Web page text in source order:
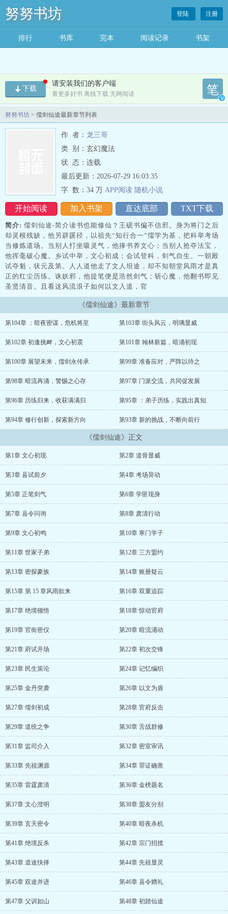
努努书坊 登陆 注册
排行 书库 完本 阅读记录 书架
下载
请安装我们的客户端
看更多好书 离线下载 无网阅读 笔
v
努努书坊 > 儒剑仙途最新章节列表
作 者： 龙三哥
类 别：玄幻魔法
状 态：连载
开始阅读 加入书架 直达底部 TXT下载
最后更新：2026-07-29 16:03:35
字 数： 34 万 APP阅读 随机小说
简介: 儒剑仙途-简介读书也能修仙？王砚书偏不信邪。身为将门之后
却灵根残缺，他另辟蹊径，以祖先“知行合一”儒学为基，把科举考场
当修炼道场。当别人打坐吸灵气，他捧书养文心；当别人抢夺法宝，
他挥毫破心魔。乡试中举，文心初成；会试登科，剑气自生。一朝殿
试夺魁，状元及第。人人道他走了文人坦途，却不知朝堂风雨才是真
正的红尘历练。诛妖邪，他提笔便是浩然剑气；斩心魔，他翻书即见
圣贤清音。且看这风流浪子如何以文入道，官
《儒剑仙途》最新章节
第104章 ：暗夜密谋，危机将至 第103章 街头风云，明璃显威
第102章 初逢挑衅，文心初震 第101章 翰林新篇，暗涌初现
第100章 展望未来，儒剑永传承 第99章 准备应对，严阵以待之
第98章 暗流再涌，警惕之心存 第97章 门派交流，共同促发展
第96章 历练归来，收获满满归 第95章 ：弟子历练，实践出真知
第94章 修行创新，探索新方向 第93章 新的挑战，不断向前行
《儒剑仙途》正文
第1章 文心初现 第2章 道骨显威
第3章 县试前夕 第4章 考场异动
第5章 正笔剑气 第6章 学匪现身
第7章 县令问询 第8章 肃清行动
第9章 文心初鸣 第10章 寒门学子
第11章 世家子弟 第12章 三方盟约
第13章 密探豪族 第14章 账册疑云
第15章 第 15 章风雨欲来 第16章 双重追踪
第17章 绝境顿悟 第18章 惊动官府
第19章 官衙密仪 第20章 暗流涌动
第21章 府试开场 第22章 初次交锋
第23章 民生策论 第24章 记忆编织
第25章 金丹突袭 第26章 以文为盾
第27章 儒剑初成 第28章 官府反击
第29章 道统之争 第30章 舌战群修
第31章 监司介入 第32章 密室审讯
第33章 先祖渊源 第34章 罪证确凿
第35章 雷霆肃清 第36章 金榜题名
第37章 文心澄明 第38章 盟友分别
第39章 玄天密令 第40章 暗夜杀机
第41章 绝境反杀 第42章 宗门招揽
第43章 道途抉择 第44章 先祖显灵
第45章 双途并进 第46章 县令赠礼
第47章 父训如山 第48章 初踏仙途